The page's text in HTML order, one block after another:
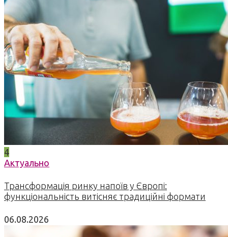
4
Актуально
Трансформація ринку напоїв у Європі:
функціональність витісняє традиційні формати
06.08.2026